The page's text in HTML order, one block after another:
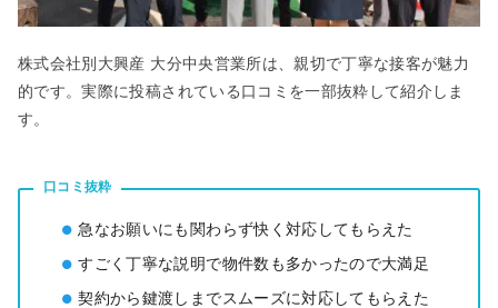
株式会社別大興産 大分中央営業所は、親切で丁寧な接客が魅力
的です。実際に投稿されている口コミを一部抜粋して紹介しま
す。
口コミ抜粋
急なお願いにも関わらず快く対応してもらえた
すごく丁寧な説明で物件数も多かったので大満足
契約から鍵渡しまでスムーズに対応してもらえた